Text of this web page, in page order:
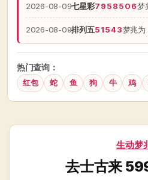
2026-08-09七星彩7958506梦
2026-08-09排列五51543梦兆
热门查询：
红包 蛇 鱼 狗 牛 鸡
分
生动梦
去士古来